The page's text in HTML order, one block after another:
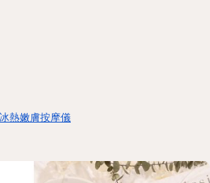
熱嫩膚按摩儀